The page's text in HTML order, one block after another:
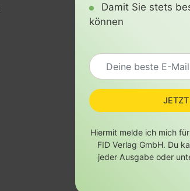
Damit Sie stets
können
Hiermit melde ich mich
FID Verlag GmbH. Du
jeder Ausgabe oder